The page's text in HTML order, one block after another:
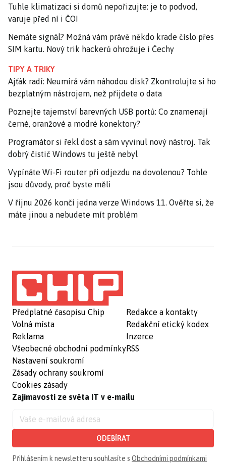
Tuhle klimatizaci si domů nepořizujte: je to podvod,
varuje před ní i ČOI
Nemáte signál? Možná vám právě někdo krade číslo přes
SIM kartu. Nový trik hackerů ohrožuje i Čechy
TIPY A TRIKY
Ajťák radí: Neumírá vám náhodou disk? Zkontrolujte si ho
bezplatným nástrojem, než přijdete o data
Poznejte tajemství barevných USB portů: Co znamenají
černé, oranžové a modré konektory?
Programátor si řekl dost a sám vyvinul nový nástroj. Tak
dobrý čistič Windows tu ještě nebyl
Vypínáte Wi-Fi router při odjezdu na dovolenou? Tohle
jsou důvody, proč byste měli
V říjnu 2026 končí jedna verze Windows 11. Ověřte si, že
máte jinou a nebudete mít problém
Předplatné časopisu Chip
Volná místa
Reklama
Všeobecné obchodní podmínky
Nastavení soukromí
Zásady ochrany soukromí
Cookies zásady
Redakce a kontakty
Redakční etický kodex
Inzerce
RSS
Zajímavosti ze světa IT v e-mailu
ODEBÍRAT
Přihlášením k newsletteru souhlasíte s Obchodními podmínkami